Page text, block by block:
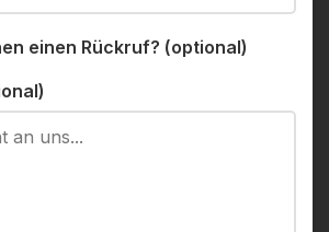
einen Rückruf? (optional)